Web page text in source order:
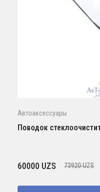
Автоаксессуары
Поводок
73920UZS
Первоначальная
составляла
60000 UZS
Текущая
60000 UZS.